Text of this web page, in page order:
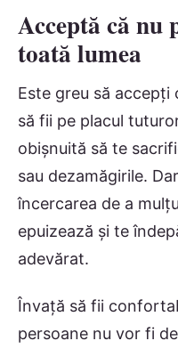
Acceptă că
toată lumea
Este greu să accepți
să fii pe placul
obișnuită să te
sau dezamăgirile.
încercarea de a
epuizează și te
adevărat.
Învață să fii
persoane nu vor fi